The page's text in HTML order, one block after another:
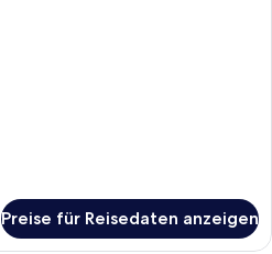
Preise für Reisedaten anzeigen